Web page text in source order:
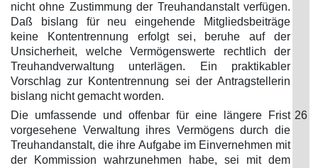
nicht ohne Zustimmung der Treuhandanstalt verfügen.
Daß bislang für neu eingehende Mitgliedsbeiträge
keine Kontentrennung erfolgt sei, beruhe auf der
Unsicherheit, welche Vermögenswerte rechtlich der
Treuhandverwaltung unterlägen. Ein praktikabler
Vorschlag zur Kontentrennung sei der Antragstellerin
bislang nicht gemacht worden.
Die umfassende und offenbar für eine längere Frist
vorgesehene Verwaltung ihres Vermögens durch die
Treuhandanstalt, die ihre Aufgabe im Einvernehmen mit
der Kommission wahrzunehmen habe, sei mit dem
26